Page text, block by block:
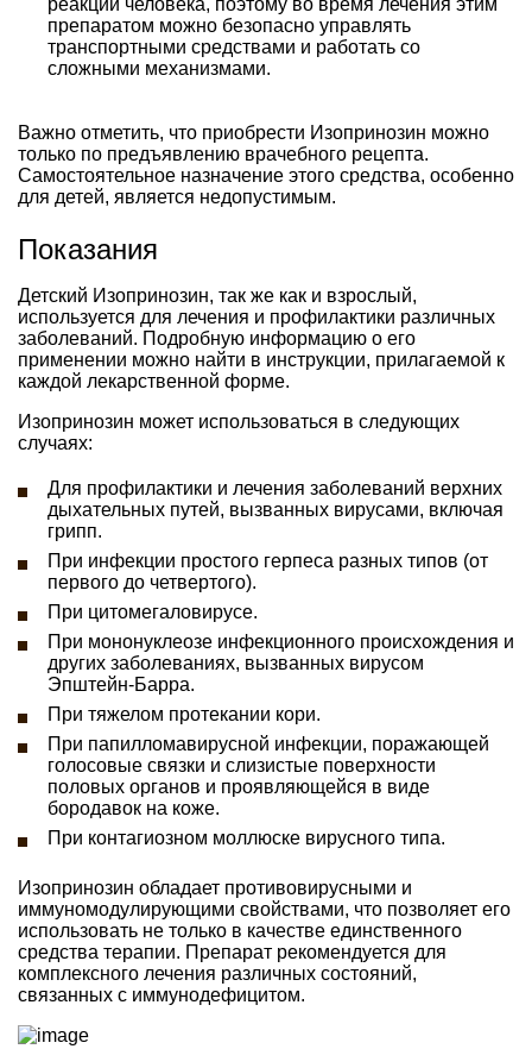
реакций человека, поэтому во время лечения этим
препаратом можно безопасно управлять
транспортными средствами и работать со
сложными механизмами.
Важно отметить, что приобрести Изопринозин можно
только по предъявлению врачебного рецепта.
Самостоятельное назначение этого средства, особенно
для детей, является недопустимым.
Показания
Детский Изопринозин, так же как и взрослый,
используется для лечения и профилактики различных
заболеваний. Подробную информацию о его
применении можно найти в инструкции, прилагаемой к
каждой лекарственной форме.
Изопринозин может использоваться в следующих
случаях:
Для профилактики и лечения заболеваний верхних
дыхательных путей, вызванных вирусами, включая
грипп.
При инфекции простого герпеса разных типов (от
первого до четвертого).
При цитомегаловирусе.
При мононуклеозе инфекционного происхождения и
других заболеваниях, вызванных вирусом
Эпштейн-Барра.
При тяжелом протекании кори.
При папилломавирусной инфекции, поражающей
голосовые связки и слизистые поверхности
половых органов и проявляющейся в виде
бородавок на коже.
При контагиозном моллюске вирусного типа.
Изопринозин обладает противовирусными и
иммуномодулирующими свойствами, что позволяет его
использовать не только в качестве единственного
средства терапии. Препарат рекомендуется для
комплексного лечения различных состояний,
связанных с иммунодефицитом.